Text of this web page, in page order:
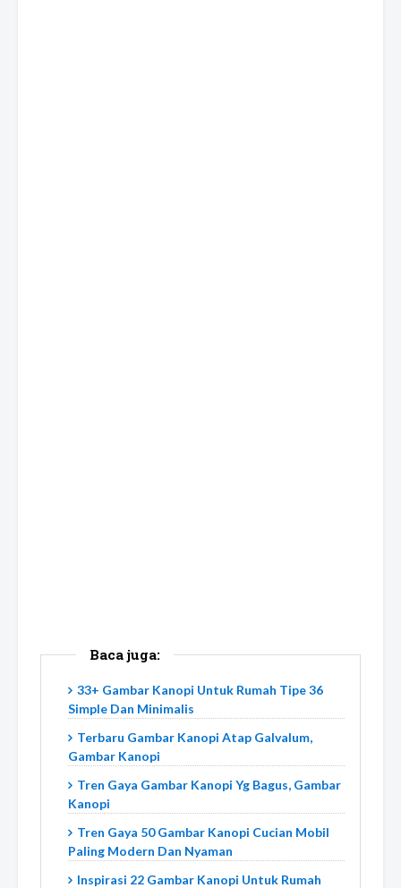
Baca juga:
33+ Gambar Kanopi Untuk Rumah Tipe 36
Simple Dan Minimalis
Terbaru Gambar Kanopi Atap Galvalum,
Gambar Kanopi
Tren Gaya Gambar Kanopi Yg Bagus, Gambar
Kanopi
Tren Gaya 50 Gambar Kanopi Cucian Mobil
Paling Modern Dan Nyaman
Inspirasi 22 Gambar Kanopi Untuk Rumah